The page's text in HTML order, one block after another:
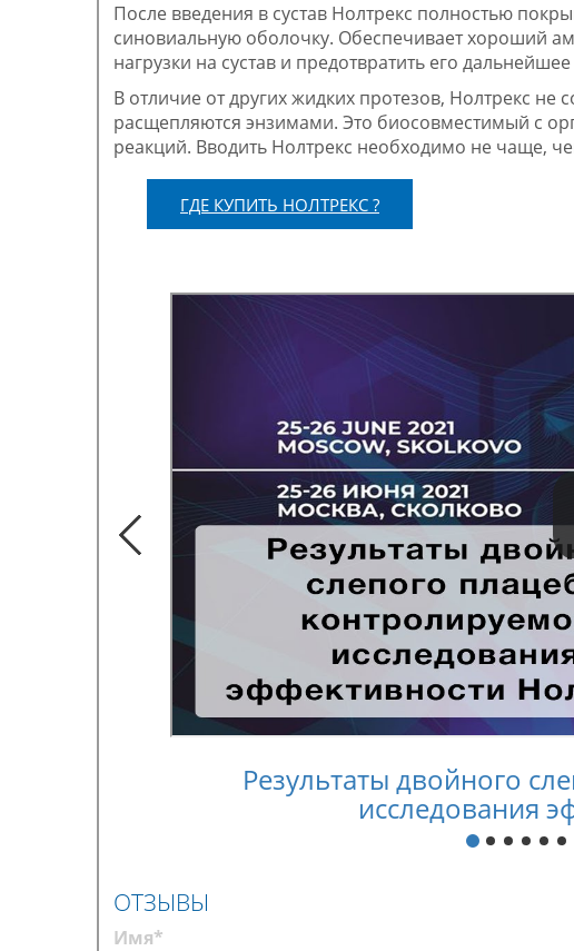
После введения в сустав Нолтрекс полностью
синовиальную оболочку. Обеспечивает хороший
нагрузки на сустав и предотвратить его
В отличие от других жидких протезов, Нолтрекс
расщепляются энзимами. Это биосовместимый с
реакций. Вводить Нолтрекс необходимо не чаще,
ГДЕ КУПИТЬ НОЛТРЕКС ?
Результаты двойного
исследования
ОТЗЫВЫ
Имя*